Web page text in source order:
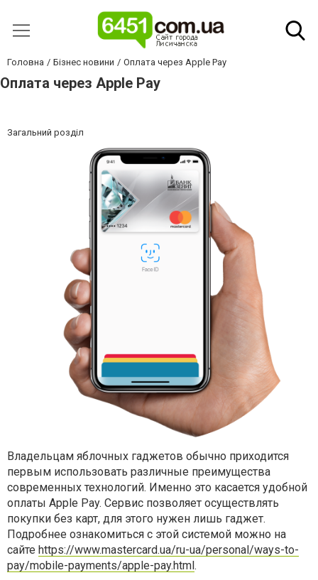
Головна Бізнес новини Оплата через Apple Pay
Оплата через Apple Pay
Загальний розділ
Владельцам яблочных гаджетов обычно приходится
первым использовать различные преимущества
современных технологий. Именно это касается удобной
оплаты Apple Pay. Сервис позволяет осуществлять
покупки без карт, для этого нужен лишь гаджет.
Подробнее ознакомиться с этой системой можно на
сайте https://www.mastercard.ua/ru-ua/personal/ways-to-
pay/mobile-payments/apple-pay.html.